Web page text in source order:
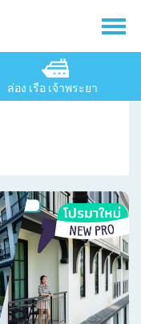
ล่อง เรือ เจ้าพระยา